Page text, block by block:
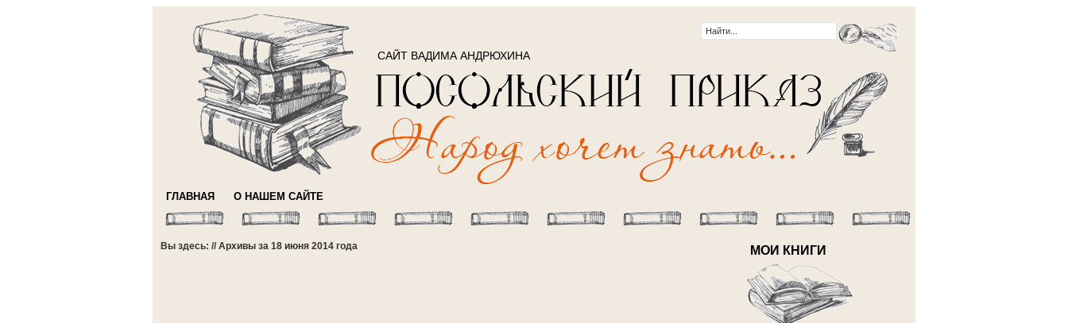
САЙТ ВАДИМА АНДРЮХИНА
ГЛАВНАЯ О НАШЕМ САЙТЕ
Вы здесь: // Архивы за 18 июня 2014 года МОИ КНИГИ